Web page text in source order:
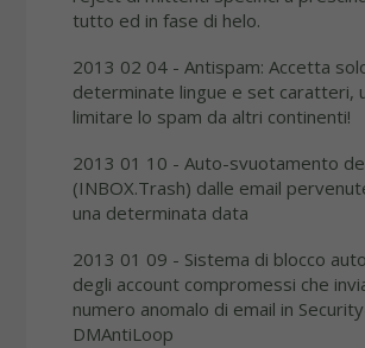
tutto ed in fase di helo.
2013 02 04 - Antispam: Accetta
determinate lingue e set caratteri,
limitare lo spam da altri continenti!
2013 01 10 - Auto-svuotamento
(INBOX.Trash) dalle email
una determinata data
2013 01 09 - Sistema di blocco
degli account compromessi che
numero anomalo di email in
DMAntiLoop